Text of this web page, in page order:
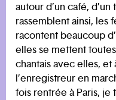
autour d’un café,
rassemblent ainsi, les
racontent beaucoup
elles se mettent
chantais avec elles,
l’enregistreur en
fois rentrée à Paris, je